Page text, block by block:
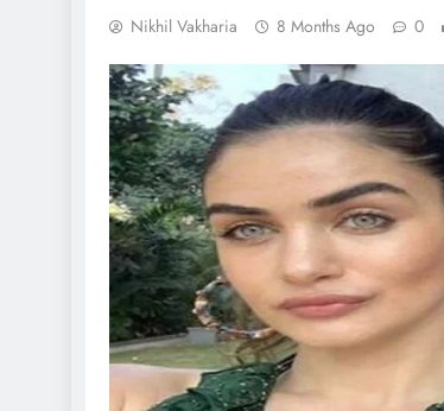
Nikhil Vakharia 8 Months Ago 0